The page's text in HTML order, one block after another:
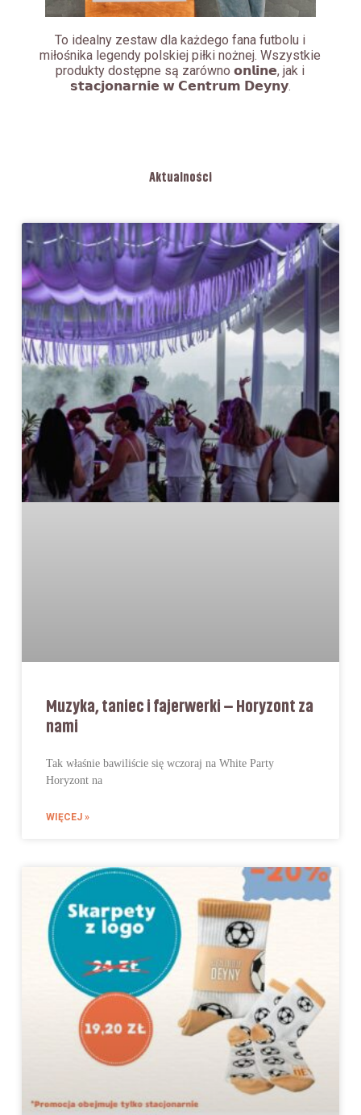
To idealny zestaw dla każdego fana futbolu i
miłośnika legendy polskiej piłki nożnej. Wszystkie
produkty dostępne są zarówno 𝗼𝗻𝗹𝗶𝗻𝗲, jak i
𝘀𝘁𝗮𝗰𝗷𝗼𝗻𝗮𝗿𝗻𝗶𝗲 𝘄 𝗖𝗲𝗻𝘁𝗿𝘂𝗺 𝗗𝗲𝘆𝗻𝘆.
Aktualności
Muzyka, taniec i fajerwerki – Horyzont za
nami
Tak właśnie bawiliście się wczoraj na White Party
Horyzont na
WIĘCEJ »